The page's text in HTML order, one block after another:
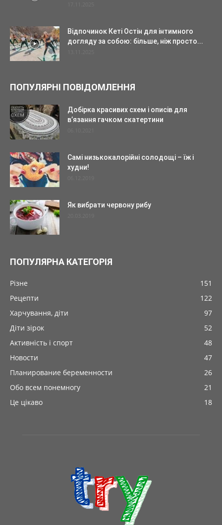
Відпочинок Кеті Остін для інтимного
догляду за собою: більше, ніж просто...
ПОПУЛЯРНІ ПОВІДОМЛЕННЯ
Добірка красивих схем і описів для
в’язання гачком скатертини
Самі низькокалорійні солодощі – їж і
худни!
Як вибрати червону рибу
ПОПУЛЯРНА КАТЕГОРІЯ
Різне
151
Рецепти
122
Харчування, діти
97
Діти зірок
52
Активність і спорт
48
Новости
47
Планирование беременности
26
Обо всем понемногу
21
Це цікаво
18